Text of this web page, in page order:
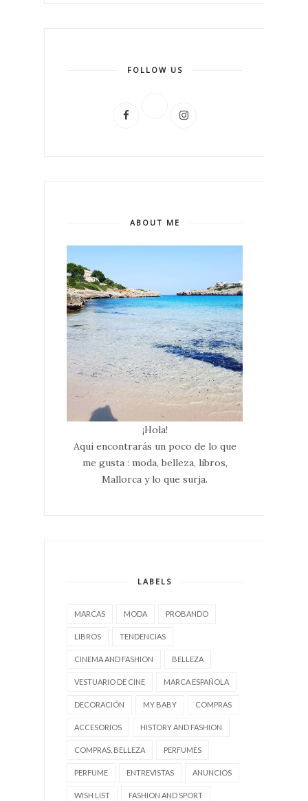
FOLLOW US
ABOUT ME
¡Hola!
Aquí encontrarás un poco de lo que
me gusta : moda, belleza, libros,
Mallorca y lo que surja.
LABELS
MARCAS MODA PROBANDO
LIBROS TENDENCIAS
CINEMA AND FASHION BELLEZA
VESTUARIO DE CINE MARCA ESPAÑOLA
DECORACIÓN MY BABY COMPRAS
ACCESORIOS HISTORY AND FASHION
COMPRAS. BELLEZA PERFUMES
PERFUME ENTREVISTAS ANUNCIOS
WISH LIST FASHION AND SPORT